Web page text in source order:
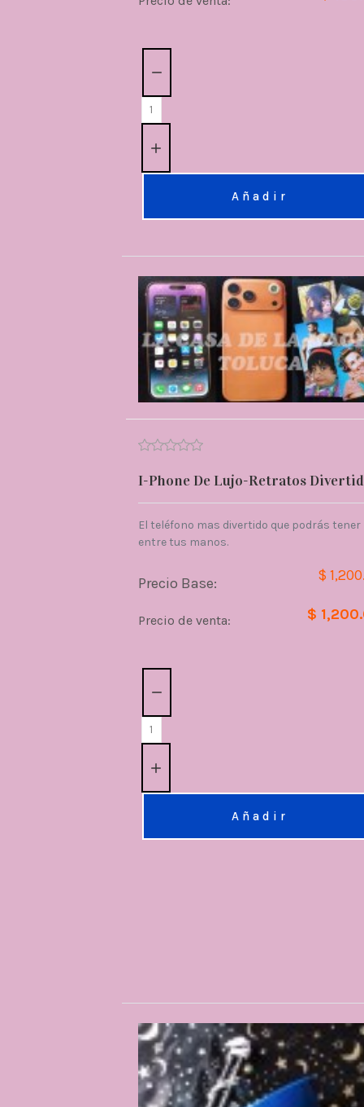
Añadir
I-Phone De Lujo-Retratos
El teléfono mas divertido que podrás tener
entre tus manos.
Precio Base: $
Precio de venta: $
Añadir